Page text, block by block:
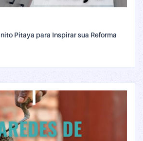
Pitaya para Inspirar sua Reforma